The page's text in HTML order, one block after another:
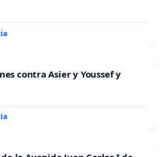
contra Asier y Youssef y